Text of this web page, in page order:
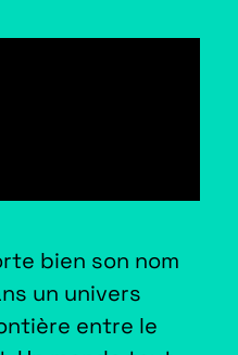
bien son nom
un univers
entre le